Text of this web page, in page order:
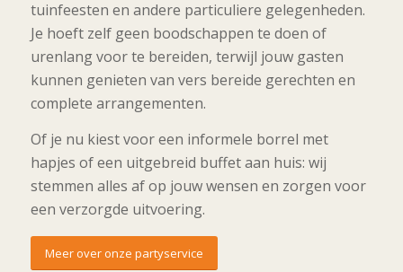
tuinfeesten en andere particuliere gelegenheden.
Je hoeft zelf geen boodschappen te doen of
urenlang voor te bereiden, terwijl jouw gasten
kunnen genieten van vers bereide gerechten en
complete arrangementen.
Of je nu kiest voor een informele borrel met
hapjes of een uitgebreid buffet aan huis: wij
stemmen alles af op jouw wensen en zorgen voor
een verzorgde uitvoering.
Meer over onze partyservice